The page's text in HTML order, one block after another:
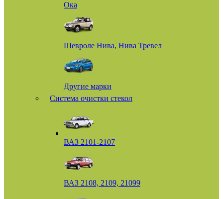
Ока
Шевроле Нива, Нива Тревел
Другие марки
Система очистки стекол
ВАЗ 2101-2107
ВАЗ 2108, 2109, 21099